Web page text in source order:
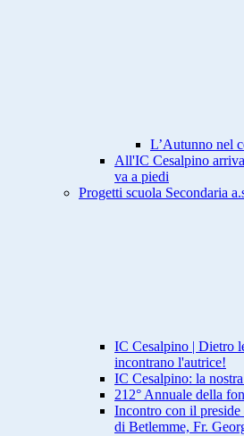
L’Autunno nel
All'IC Cesalpino
va a piedi
Progetti scuola Secondaria
IC Cesalpino | Dietro
incontrano l'autrice!
IC Cesalpino: la
212° Annuale della
Incontro con il
di Betlemme, Fr.